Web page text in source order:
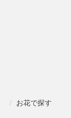
お花で探す